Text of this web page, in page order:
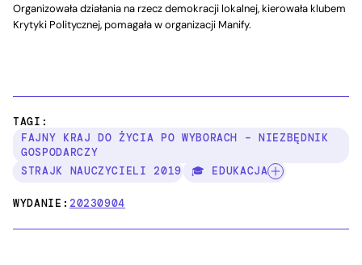
Organizowała działania na rzecz demokracji lokalnej, kierowała klubem
Krytyki Politycznej, pomagała w organizacji Manify.
TAGI:
FAJNY KRAJ DO ŻYCIA PO WYBORACH – NIEZBĘDNIK
GOSPODARCZY
STRAJK NAUCZYCIELI 2019
🎓 EDUKACJA
WYDANIE:20230904